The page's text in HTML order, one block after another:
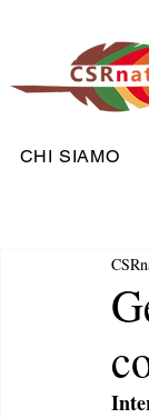
CHI SIAMO